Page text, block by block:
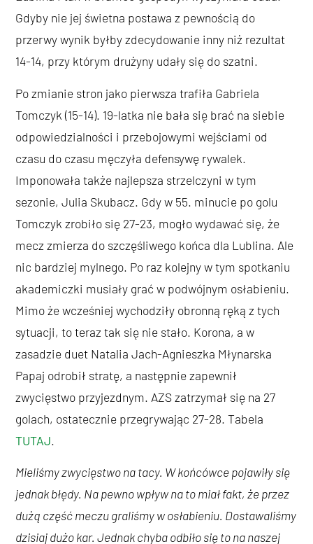
Gdyby nie jej świetna postawa z pewnością do
przerwy wynik byłby zdecydowanie inny niż rezultat
14-14, przy którym drużyny udały się do szatni.
Po zmianie stron jako pierwsza trafiła Gabriela
Tomczyk (15-14). 19-latka nie bała się brać na siebie
odpowiedzialności i przebojowymi wejściami od
czasu do czasu męczyła defensywę rywalek.
Imponowała także najlepsza strzelczyni w tym
sezonie, Julia Skubacz. Gdy w 55. minucie po golu
Tomczyk zrobiło się 27-23, mogło wydawać się, że
mecz zmierza do szczęśliwego końca dla Lublina. Ale
nic bardziej mylnego. Po raz kolejny w tym spotkaniu
akademiczki musiały grać w podwójnym osłabieniu.
Mimo że wcześniej wychodziły obronną ręką z tych
sytuacji, to teraz tak się nie stało. Korona, a w
zasadzie duet Natalia Jach-Agnieszka Młynarska
Papaj odrobił stratę, a następnie zapewnił
zwycięstwo przyjezdnym. AZS zatrzymał się na 27
golach, ostatecznie przegrywając 27-28. Tabela
TUTAJ.
Mieliśmy zwycięstwo na tacy. W końcówce pojawiły się
jednak błędy. Na pewno wpływ na to miał fakt, że przez
dużą część meczu graliśmy w osłabieniu. Dostawaliśmy
dzisiaj dużo kar. Jednak chyba odbiło się to na naszej